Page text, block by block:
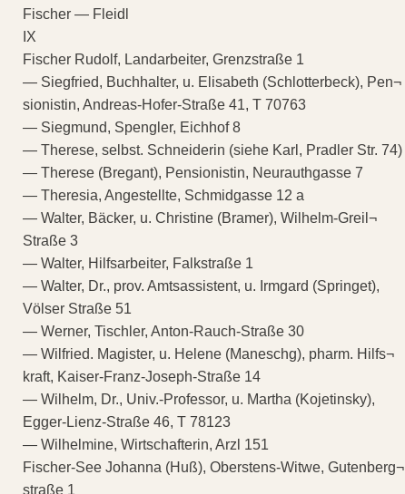
Fischer — Fleidl
IX
Fischer Rudolf, Landarbeiter, Grenzstraße 1
— Siegfried, Buchhalter, u. Elisabeth (Schlotterbeck), Pen¬
sionistin, Andreas-Hofer-Straße 41, T 70763
— Siegmund, Spengler, Eichhof 8
— Therese, selbst. Schneiderin (siehe Karl, Pradler Str. 74)
— Therese (Bregant), Pensionistin, Neurauthgasse 7
— Theresia, Angestellte, Schmidgasse 12 a
— Walter, Bäcker, u. Christine (Bramer), Wilhelm-Greil¬
Straße 3
— Walter, Hilfsarbeiter, Falkstraße 1
— Walter, Dr., prov. Amtsassistent, u. Irmgard (Springet),
Völser Straße 51
— Werner, Tischler, Anton-Rauch-Straße 30
— Wilfried. Magister, u. Helene (Maneschg), pharm. Hilfs¬
kraft, Kaiser-Franz-Joseph-Straße 14
— Wilhelm, Dr., Univ.-Professor, u. Martha (Kojetinsky),
Egger-Lienz-Straße 46, T 78123
— Wilhelmine, Wirtschafterin, Arzl 151
Fischer-See Johanna (Huß), Oberstens-Witwe, Gutenberg¬
straße 1